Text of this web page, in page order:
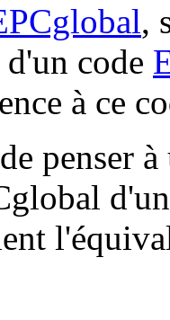
,
code
à ce
penser